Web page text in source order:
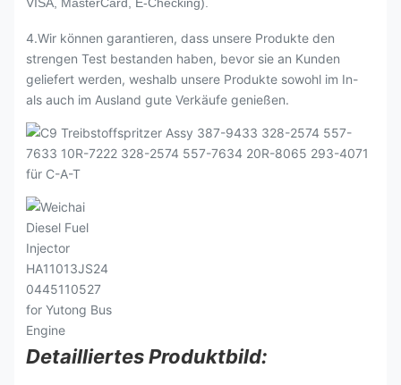
4.Wir können garantieren, dass unsere Produkte den
strengen Test bestanden haben, bevor sie an Kunden
geliefert werden, weshalb unsere Produkte sowohl im In-
als auch im Ausland gute Verkäufe genießen.
Detailliertes Produktbild: